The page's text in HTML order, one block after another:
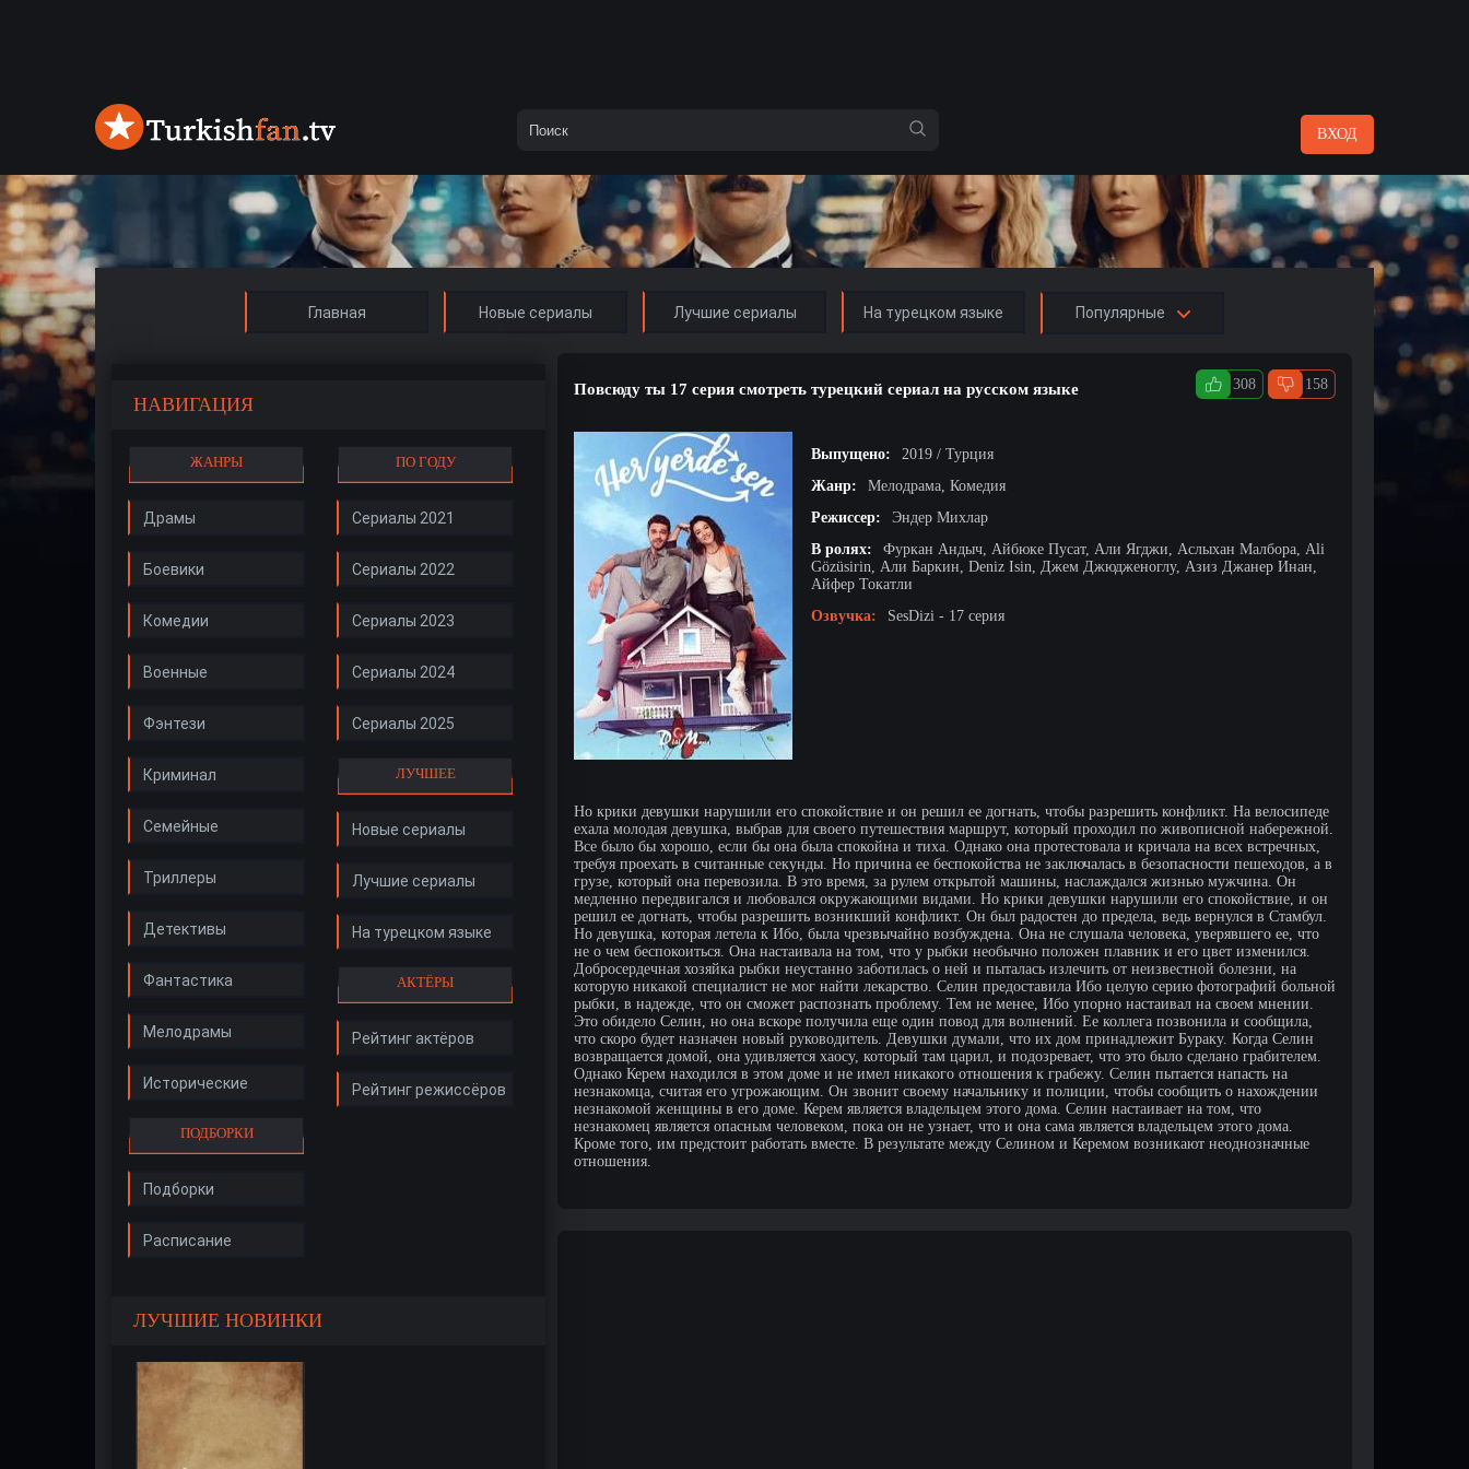
ВХОД
Главная Новые сериалы Лучшие сериалы На турецком языке Популярные
НАВИГАЦИЯ
ЖАНРЫ
Драмы
Боевики
Комедии
Военные
Фэнтези
Криминал
Семейные
Триллеры
Детективы
Фантастика
Мелодрамы
Исторические
ПОДБОРКИ
Подборки
Расписание
ПО ГОДУ
Сериалы 2021
Сериалы 2022
Сериалы 2023
Сериалы 2024
Сериалы 2025
ЛУЧШЕЕ
Новые сериалы
Лучшие сериалы
На турецком языке
АКТЁРЫ
Рейтинг актёров
Рейтинг режиссёров
ЛУЧШИЕ НОВИНКИ
Повсюду ты 17 серия смотреть турецкий сериал на русском языке 308 158
Выпущено:
2019 / Турция
Жанр:
Мелодрама, Комедия
Режиссер:
Эндер Михлар
В ролях:
Фуркан Андыч, Айбюке Пусат, Али Ягджи, Аслыхан Малбора, Ali
Gözüsirin, Али Баркин, Deniz Isin, Джем Джюдженоглу, Азиз Джанер Инан,
Айфер Токатли
Озвучка:
SesDizi - 17 серия
Но крики девушки нарушили его спокойствие и он решил ее догнать, чтобы разрешить конфликт. На велосипеде
ехала молодая девушка, выбрав для своего путешествия маршрут, который проходил по живописной набережной.
Все было бы хорошо, если бы она была спокойна и тиха. Однако она протестовала и кричала на всех встречных,
требуя проехать в считанные секунды. Но причина ее беспокойства не заключалась в безопасности пешеходов, а в
грузе, который она перевозила. В это время, за рулем открытой машины, наслаждался жизнью мужчина. Он
медленно передвигался и любовался окружающими видами. Но крики девушки нарушили его спокойствие, и он
решил ее догнать, чтобы разрешить возникший конфликт. Он был радостен до предела, ведь вернулся в Стамбул.
Но девушка, которая летела к Ибо, была чрезвычайно возбуждена. Она не слушала человека, уверявшего ее, что
не о чем беспокоиться. Она настаивала на том, что у рыбки необычно положен плавник и его цвет изменился.
Добросердечная хозяйка рыбки неустанно заботилась о ней и пыталась излечить от неизвестной болезни, на
которую никакой специалист не мог найти лекарство. Селин предоставила Ибо целую серию фотографий больной
рыбки, в надежде, что он сможет распознать проблему. Тем не менее, Ибо упорно настаивал на своем мнении.
Это обидело Селин, но она вскоре получила еще один повод для волнений. Ее коллега позвонила и сообщила,
что скоро будет назначен новый руководитель. Девушки думали, что их дом принадлежит Бураку. Когда Селин
возвращается домой, она удивляется хаосу, который там царил, и подозревает, что это было сделано грабителем.
Однако Керем находился в этом доме и не имел никакого отношения к грабежу. Селин пытается напасть на
незнакомца, считая его угрожающим. Он звонит своему начальнику и полиции, чтобы сообщить о нахождении
незнакомой женщины в его доме. Керем является владельцем этого дома. Селин настаивает на том, что
незнакомец является опасным человеком, пока он не узнает, что и она сама является владельцем этого дома.
Кроме того, им предстоит работать вместе. В результате между Селином и Керемом возникают неоднозначные
отношения.